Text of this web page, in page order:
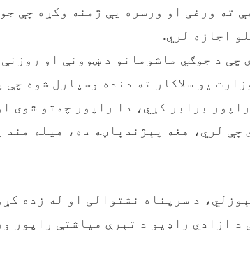
ته ورغی او ورسره یې ژمنه وکړه چې
اجازه لري.
چې د جوګي ماشومانو د ښوونې او
یو سلاکار ته دنده وسپارل شوه چې
برابر کړي، دا راپور چمتو شوی
چې لري، هغه پېژندپاڼه ده، هیله مند
د سرپناه نشتوالی او له زده
د ازادي راډيو د تېرې میاشتې راپور